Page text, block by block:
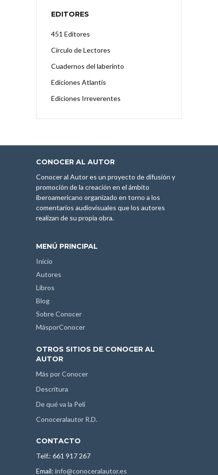
EDITORES
451 Editores
Círculo de Lectores
Cuadernos del laberinto
Ediciones Atlantis
Ediciones Irreverentes
CONOCER AL AUTOR
Conocer al Autor es un proyecto de difusión y
promoción de la creación en el ámbito
iberoamericano organizado en torno a los
comentarios audiovisuales que los autores
realizan de su propia obra.
MENÚ PRINCIPAL
Inicio
Autores
Libros
Blog
Sobre Conocer
MásporConocer
OTROS SITIOS DE CONOCER AL
AUTOR
Más por Conocer
Descritura
De qué va la Peli
Conoceralautor R.D.
CONTACTO
Telf.: 661 917 267
Email: info@conoceralautor.es